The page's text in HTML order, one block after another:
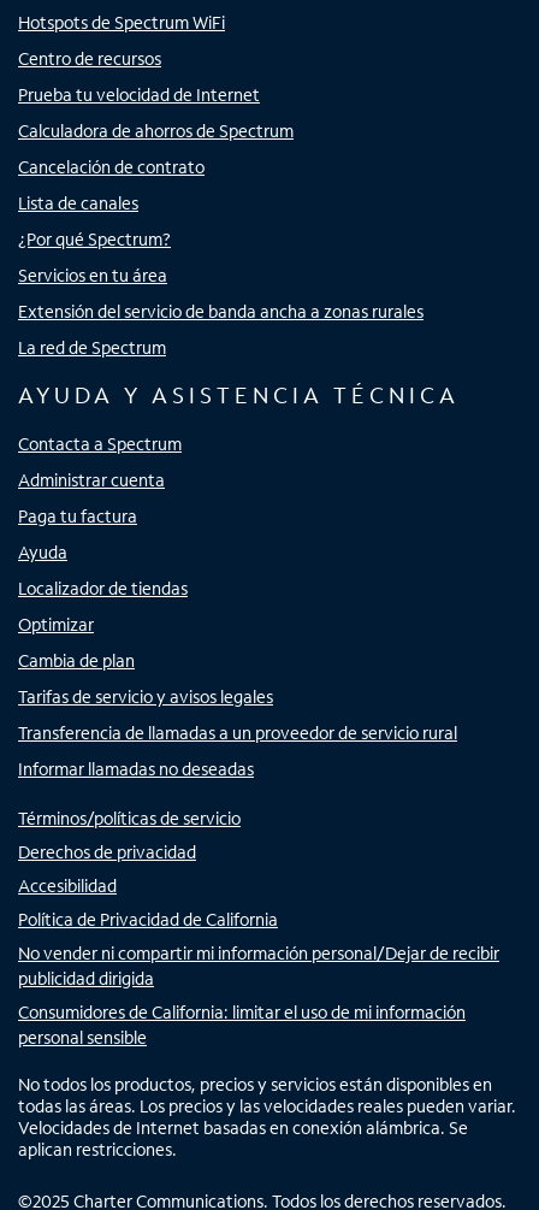
Hotspots de Spectrum WiFi
Centro de recursos
Prueba tu velocidad de Internet
Calculadora de ahorros de Spectrum
Cancelación de contrato
Lista de canales
¿Por qué Spectrum?
Servicios en tu área
Extensión del servicio de banda ancha a zonas rurales
La red de Spectrum
AYUDA Y ASISTENCIA TÉCNICA
Contacta a Spectrum
Administrar cuenta
Paga tu factura
Ayuda
Localizador de tiendas
Optimizar
Cambia de plan
Tarifas de servicio y avisos legales
Transferencia de llamadas a un proveedor de servicio rural
Informar llamadas no deseadas
Términos/políticas de servicio
Derechos de privacidad
Accesibilidad
Política de Privacidad de California
No vender ni compartir mi información personal/Dejar de recibir
publicidad dirigida
Consumidores de California: limitar el uso de mi información
personal sensible
No todos los productos, precios y servicios están disponibles en
todas las áreas. Los precios y las velocidades reales pueden variar.
Velocidades de Internet basadas en conexión alámbrica. Se
aplican restricciones.
©2025 Charter Communications. Todos los derechos reservados.